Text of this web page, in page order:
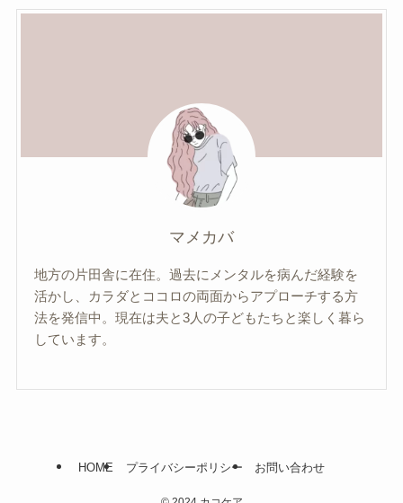
マメカバ
地方の片田舎に在住。過去にメンタルを病んだ経験を
活かし、カラダとココロの両面からアプローチする方
法を発信中。現在は夫と3人の子どもたちと楽しく暮ら
しています。
HOME プライバシーポリシー お問い合わせ